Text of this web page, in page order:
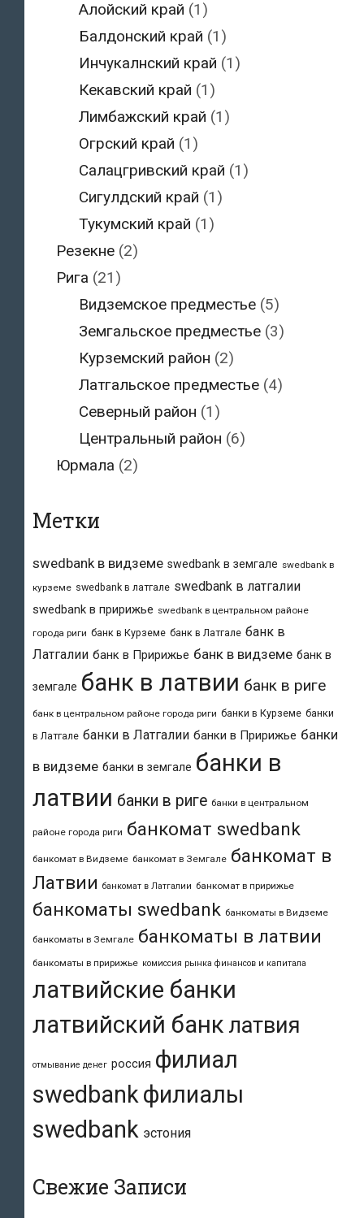
Алойский край (1)
Балдонский край (1)
Инчукалнский край (1)
Кекавский край (1)
Лимбажский край (1)
Огрский край (1)
Салацгривский край (1)
Сигулдский край (1)
Тукумский край (1)
Резекне(2)
Рига (21)
Видземское предместье (5)
Земгальское предместье (3)
Курземский район (2)
Латгальское предместье (4)
Северный район (1)
Центральный район (6)
Юрмала (2)
Метки
swedbank в видземе swedbank в земгале swedbank в
курземе swedbank в латгале swedbank в латгалии
swedbank в пририжье swedbank в центральном районе
города риги банк в Курземе банк в Латгале банк в
Латгалии банк в Пририжье банк в видземе банк в
земгале банк в латвии банк в риге
банк в центральном районе города риги банки в Курземе банки
в Латгале банки в Латгалии банки в Пририжье банки
в видземе банки в земгале банки в
латвии банки в риге банки в центральном
районе города риги банкомат swedbank
банкомат в Видземе банкомат в Земгале банкомат в
Латвии банкомат в Латгалии банкомат в пририжье
банкоматы swedbank банкоматы в Видземе
банкоматы в Земгале банкоматы в латвии
банкоматы в пририжье комиссия рынка финансов и капитала
латвийские банки
латвийский банк латвия
отмывание денег россия филиал
swedbankфилиалы
swedbank эстония
Свежие Записи